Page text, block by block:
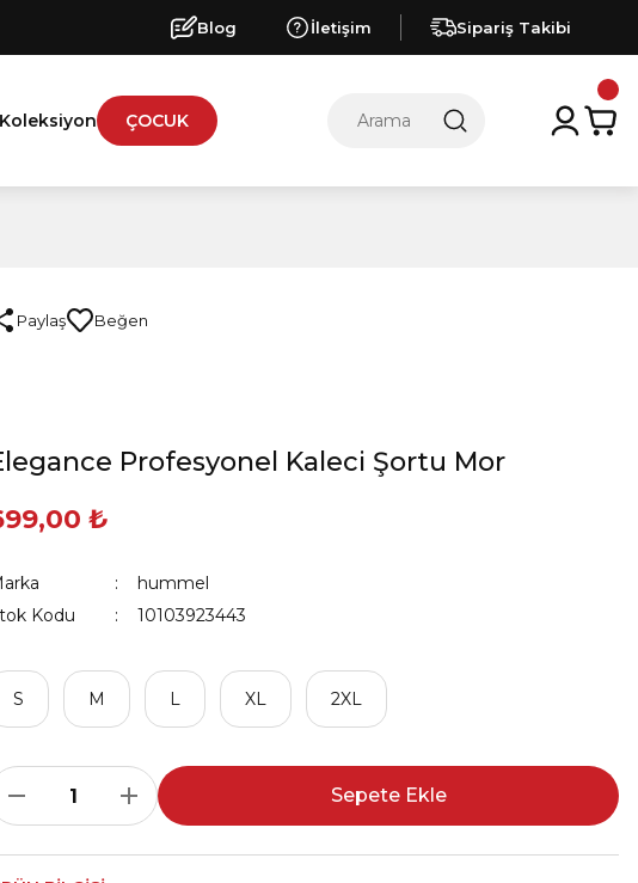
Blog İletişim Sipariş Takibi
ÇOCUK
Paylaş
Profesyonel Kaleci Şortu Mor
₺
hummel
Kodu
10103923443
S M L XL 2XL
Sepete Ekle